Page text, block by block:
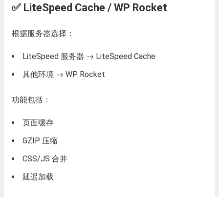
✅ LiteSpeed Cache / WP Rocket
根据服务器选择：
LiteSpeed 服务器 → LiteSpeed Cache
其他环境 → WP Rocket
功能包括：
页面缓存
GZIP 压缩
CSS/JS 合并
延迟加载